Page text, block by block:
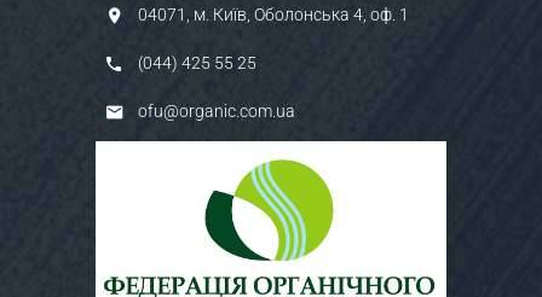
04071, м. Київ, Оболонська 4, оф. 1
(044) 425 55 25
ofu@organic.com.ua